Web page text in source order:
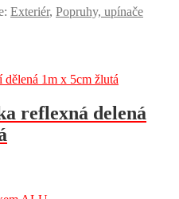
Exteriér, Popruhy, upínače
reflexná delená